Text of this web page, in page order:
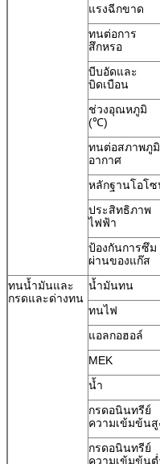
แรงฉีกขาด
ทนต่อการ
สึกหรอ
บีบอัดและ
บิดเบือน
ช่วงอุณหภูมิ
(℃)
ทนต่อสภาพภูมิ
อากาศ
หลักฐานโอโ
ประสิทธิภาพ
ไฟฟ้า
ป้องกันการซึม
ผ่านของแก๊ส
ทนน้ำมันและ
กรดและด่างทน
น้ำมันทน
ทนไฟ
แอลกอฮอล์
MEK
น้ำ
กรดอนินทรีย์
ความเข้มข้นสู
กรดอนินทรีย์
ความเข้มข้นต่